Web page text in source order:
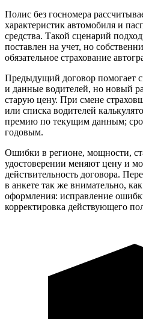
Полис без госномера
характеристик автомобиля и
средства. Такой сценарий
поставлен на учет, но
обязательное страхование
Предыдущий договор помогает
и данные водителей, но новый
старую цену. При смене
или списка водителей
премию по текущим данным;
годовым.
Ошибки в регионе, мощности,
удостоверении меняют цену и
действительность договора.
в анкете так же внимательно,
оформления: исправление
корректировка действующего